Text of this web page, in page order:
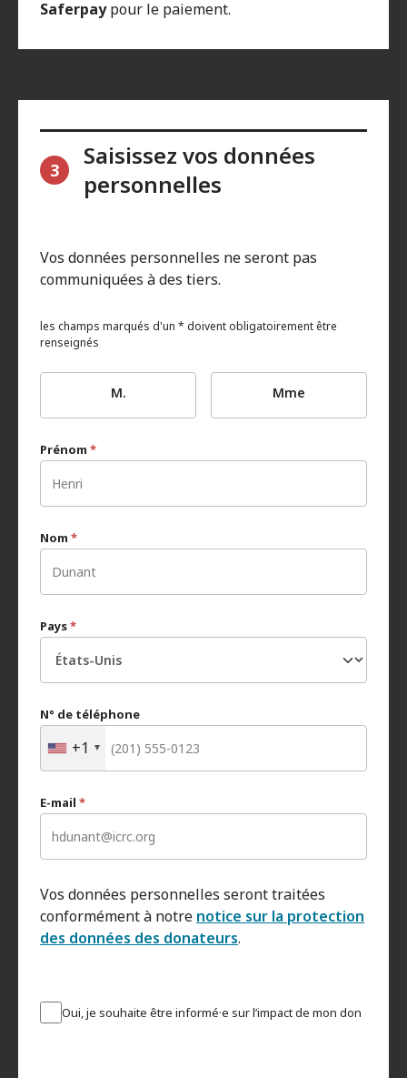
Saferpaypour le paiement.
3
Saisissez vos données
personnelles
Vos données personnelles ne seront pas
communiquées à des tiers.
les champs marqués d'un * doivent obligatoirement être
renseignés
M. Mme
Prénom *
Nom *
Pays*
N° de téléphone
+1
E-mail *
Vos données personnelles seront traitées
conformément à notre notice sur la protection
des données des donateurs.
Oui, je souhaite être informé·e sur l’impact de mon don